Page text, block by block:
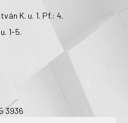
K. u. 1. Pf.: 4.
1-5.
3936